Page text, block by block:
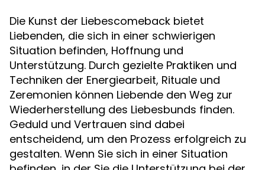
Die Kunst der Liebescomeback bietet
Liebenden, die sich in einer schwierigen
Situation befinden, Hoffnung und
Unterstützung. Durch gezielte Praktiken und
Techniken der Energiearbeit, Rituale und
Zeremonien können Liebende den Weg zur
Wiederherstellung des Liebesbunds finden.
Geduld und Vertrauen sind dabei
entscheidend, um den Prozess erfolgreich zu
gestalten. Wenn Sie sich in einer Situation